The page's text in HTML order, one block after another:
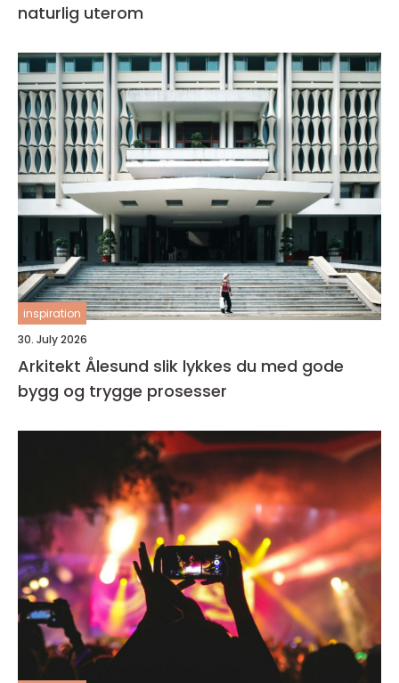
naturlig uterom
inspiration
30. July 2026
Arkitekt Ålesund slik lykkes du med gode
bygg og trygge prosesser